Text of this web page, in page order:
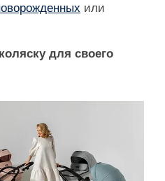
или
для своего